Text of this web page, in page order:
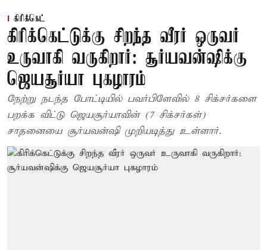
கிரிக்கெட்
கிரிக்கெட்டுக்கு சிறந்த வீரர் ஒருவர்
உருவாகி வருகிறார்: சூர்யவன்ஷிக்கு
ஜெயசூர்யா புகழாரம்
நேற்று நடந்த போட்டியில் பவர்பிளேவில் 8 சிக்சர்களை
பறக்க விட்டு ஜெயசூர்யாவின் (7 சிக்சர்கள்)
சாதனையை சூர்யவன்ஷி முறியடித்து உள்ளார்.